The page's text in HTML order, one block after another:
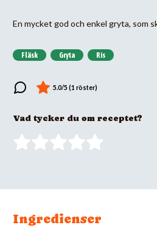
En mycket god och enkel gryta, som
Fläsk Gryta Ris
Vad tycker du om receptet?
Ingredienser